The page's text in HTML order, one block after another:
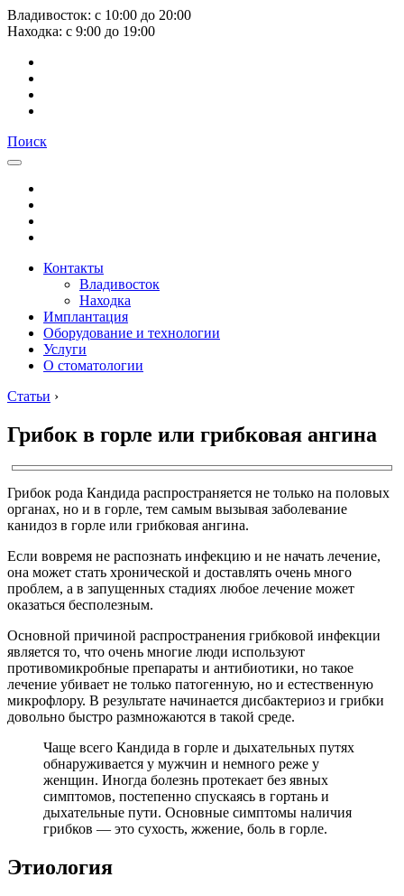
Владивосток: с 10:00 до 20:00
Находка: с 9:00 до 19:00
Поиск
Контакты
Владивосток
Находка
Имплантация
Оборудование и технологии
Услуги
О стоматологии
Статьи ›
Грибок в горле или грибковая ангина
Грибок рода Кандида распространяется не только на половых
органах, но и в горле, тем самым вызывая заболевание
канидоз в горле или грибковая ангина.
Если вовремя не распознать инфекцию и не начать лечение,
она может стать хронической и доставлять очень много
проблем, а в запущенных стадиях любое лечение может
оказаться бесполезным.
Основной причиной распространения грибковой инфекции
является то, что очень многие люди используют
противомикробные препараты и антибиотики, но такое
лечение убивает не только патогенную, но и естественную
микрофлору. В результате начинается дисбактериоз и грибки
довольно быстро размножаются в такой среде.
Чаще всего Кандида в горле и дыхательных путях
обнаруживается у мужчин и немного реже у
женщин. Иногда болезнь протекает без явных
симптомов, постепенно спускаясь в гортань и
дыхательные пути. Основные симптомы наличия
грибков — это сухость, жжение, боль в горле.
Этиология